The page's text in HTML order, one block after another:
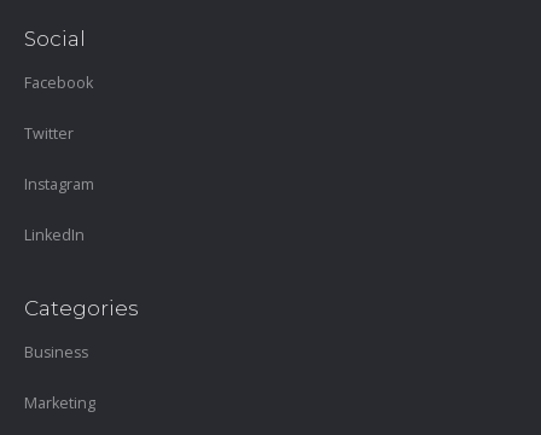
Social
Facebook
Twitter
Instagram
LinkedIn
Categories
Business
Marketing